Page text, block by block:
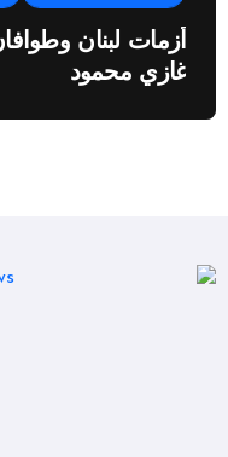
أزمات لبنان
غازي محمود